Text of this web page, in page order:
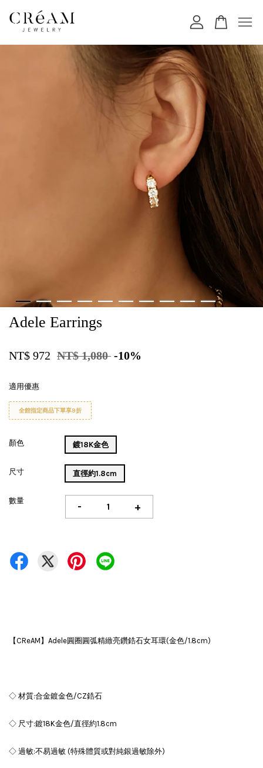
Adele Earrings
NT$ 972 NT$ 1,080 -10%
適用優惠
全館指定商品下單享9折
顏色 鍍18K金色
尺寸 直徑約1.8cm
數量 - +
【CReAM】Adele圓圈圓弧精緻亮鑽鋯石女耳環(金色/1.8cm)
◇ 材質:合金鍍金色/CZ鋯石
◇ 尺寸:鍍18K金色/直徑約1.8cm
◇ 過敏:不易過敏 (特殊體質或對純銀過敏除外)
您的購物車目前還是空的。
繼續購物